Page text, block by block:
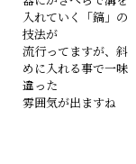
入れていく「鎬」の
技法が
流行ってますが、斜
めに入れる事で一味
違った
雰囲気が出ますね